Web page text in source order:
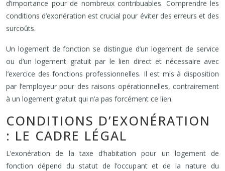
d’importance pour de nombreux contribuables. Comprendre les
conditions d’exonération est crucial pour éviter des erreurs et des
surcoûts.
Un logement de fonction se distingue d’un logement de service
ou d’un logement gratuit par le lien direct et nécessaire avec
l’exercice des fonctions professionnelles. Il est mis à disposition
par l’employeur pour des raisons opérationnelles, contrairement
à un logement gratuit qui n’a pas forcément ce lien.
CONDITIONS D’EXONÉRATION
: LE CADRE LÉGAL
L’exonération de la taxe d’habitation pour un logement de
fonction dépend du statut de l’occupant et de la nature du